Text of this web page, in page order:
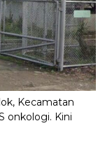
Kecamatan
onkologi. Kini